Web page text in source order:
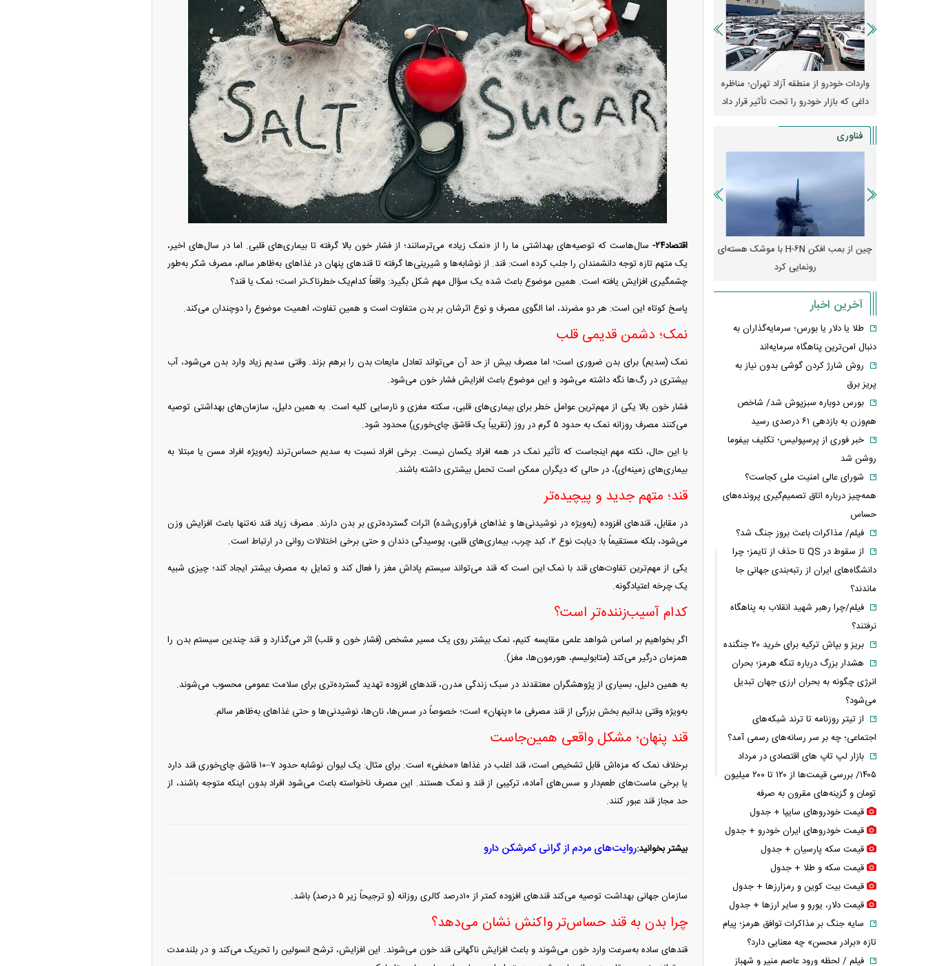
اقتصاد۲۴-
سال‌هاست که توصیه‌های بهداشتی ما را از «نمک زیاد» می‌ترسانند؛ از فشار خون بالا گرفته تا بیماری‌های قلبی. اما در سال‌های اخیر،
یک متهم تازه توجه دانشمندان را جلب کرده است: قند. از نوشابه‌ها و شیرینی‌ها گرفته تا قند‌های پنهان در غذا‌های به‌ظاهر سالم، مصرف شکر به‌طور
چشمگیری افزایش یافته است. همین موضوع باعث شده یک سؤال مهم شکل بگیرد: واقعاً کدام‌یک خطرناک‌تر است؛ نمک یا قند؟
پاسخ کوتاه این است: هر دو مضرند، اما الگوی مصرف و نوع اثرشان بر بدن متفاوت است و همین تفاوت، اهمیت موضوع را دوچندان می‌کند.
نمک؛ دشمن قدیمی قلب
نمک (سدیم) برای بدن ضروری است؛ اما مصرف بیش از حد آن می‌تواند تعادل مایعات بدن را برهم بزند. وقتی سدیم زیاد وارد بدن می‌شود، آب
بیشتری در رگ‌ها نگه داشته می‌شود و این موضوع باعث افزایش فشار خون می‌شود.
فشار خون بالا یکی از مهم‌ترین عوامل خطر برای بیماری‌های قلبی، سکته مغزی و نارسایی کلیه است. به همین دلیل، سازمان‌های بهداشتی توصیه
می‌کنند مصرف روزانه نمک به حدود ۵ گرم در روز (تقریباً یک قاشق چای‌خوری) محدود شود.
با این حال، نکته مهم اینجاست که تأثیر نمک در همه افراد یکسان نیست. برخی افراد نسبت به سدیم حساس‌ترند (به‌ویژه افراد مسن یا مبتلا به
بیماری‌های زمینه‌ای)، در حالی که دیگران ممکن است تحمل بیشتری داشته باشند.
قند؛ متهم جدید و پیچیده‌تر
در مقابل، قند‌های افزوده (به‌ویژه در نوشیدنی‌ها و غذا‌های فرآوری‌شده) اثرات گسترده‌تری بر بدن دارند. مصرف زیاد قند نه‌تنها باعث افزایش وزن
می‌شود، بلکه مستقیماً با: دیابت نوع ۲، کبد چرب، بیماری‌های قلبی، پوسیدگی دندان و حتی برخی اختلالات روانی در ارتباط است.
یکی از مهم‌ترین تفاوت‌های قند با نمک این است که قند می‌تواند سیستم پاداش مغز را فعال کند و تمایل به مصرف بیشتر ایجاد کند؛ چیزی شبیه
یک چرخه اعتیادگونه.
کدام آسیب‌زننده‌تر است؟
اگر بخواهیم بر اساس شواهد علمی مقایسه کنیم، نمک بیشتر روی یک مسیر مشخص (فشار خون و قلب) اثر می‌گذارد و قند چندین سیستم بدن را
همزمان درگیر می‌کند (متابولیسم، هورمون‌ها، مغز).
به همین دلیل، بسیاری از پژوهشگران معتقدند در سبک زندگی مدرن، قند‌های افزوده تهدید گسترده‌تری برای سلامت عمومی محسوب می‌شوند.
به‌ویژه وقتی بدانیم بخش بزرگی از قند مصرفی ما «پنهان» است؛ خصوصاً در سس‌ها، نان‌ها، نوشیدنی‌ها و حتی غذا‌های به‌ظاهر سالم.
قند پنهان؛ مشکل واقعی همین‌جاست
برخلاف نمک که مزه‌اش قابل تشخیص است، قند اغلب در غذا‌ها «مخفی» است. برای مثال: یک لیوان نوشابه حدود ۷–۱۰ قاشق چای‌خوری قند دارد
یا برخی ماست‌های طعم‌دار و سس‌های آماده، ترکیبی از قند و نمک هستند. این مصرف ناخواسته باعث می‌شود افراد بدون اینکه متوجه باشند، از
حد مجاز قند عبور کنند.
بیشتر بخوانید:روایت‌های مردم از گرانی کمرشکن دارو
سازمان جهانی بهداشت توصیه می‌کند قند‌های افزوده کمتر از ۱۰درصد کالری روزانه (و ترجیحاً زیر ۵ درصد) باشد.
چرا بدن به قند حساس‌تر واکنش نشان می‌دهد؟
قند‌های ساده به‌سرعت وارد خون می‌شوند و باعث افزایش ناگهانی قند خون می‌شوند. این افزایش، ترشح انسولین را تحریک می‌کند و در بلندمدت
واردات خودرو از منطقه آزاد تهران؛ مناظره
داغی که بازار خودرو را تحت تأثیر قرار داد
قیمت خودرو وارد فاز جدید شد/ اولین
واکنش بازار به تحولات سیاسی + جدول
هجوم خودروسازان چینی به اروپا؛ آیا
کارخانه‌های بحران‌زده نجات پیدا می‌کنند؟
واردات خودرو از منطقه آزاد تهران؛ مناظره
داغی که بازار خودرو را تحت تأثیر قرار داد
فناوری
چین از بمب افکن H-۶N با موشک هسته‌ای
رونمایی کرد
پهپاد رهگیر یا موشک پدافند؛ قدرت تهدید
کدامیک بیشتر است؟
رونمایی از پوکو M ۸ پاور با باتری ۸۰۰۰
میلی‌آمپرساعتی
چین از بمب افکن H-۶N با موشک هسته‌ای
رونمایی کرد
آخرین اخبار
طلا یا دلار یا بورس؛ سرمایه‌گذاران به
دنبال امن‌ترین پناهگاه سرمایه‌اند
روش شارژ کردن گوشی بدون نیاز به
پریز برق
بورس دوباره سبزپوش شد/ شاخص
هم‌وزن به بازدهی ۶۱ درصدی رسید
خبر فوری از پرسپولیس؛ تکلیف بیفوما
روشن شد
شورای عالی امنیت ملی کجاست؟
همه‌چیز درباره اتاق تصمیم‌گیری پرونده‌های
حساس
فیلم/ مذاکرات باعث بروز جنگ شد؟
از سقوط در QS تا حذف از تایمز؛ چرا
دانشگاه‌های ایران از رتبه‌بندی جهانی جا
ماندند؟
فیلم/چرا رهبر شهید انقلاب به پناهگاه
نرفتند؟
بریز و بپاش ترکیه برای خرید ۲۰ جنگنده
هشدار بزرگ درباره تنگه هرمز؛ بحران
انرژی چگونه به بحران ارزی جهان تبدیل
می‌شود؟
از تیتر روزنامه تا ترند شبکه‌های
اجتماعی؛ چه بر سر رسانه‌های رسمی آمد؟
بازار لپ‌ تاپ‌ های اقتصادی در مرداد
۱۴۰۵/ بررسی قیمت‌ها از ۱۲۰ تا ۲۰۰ میلیون
تومان و گزینه‌های مقرون‌ به‌ صرفه
قیمت خودرو‌های سایپا + جدول
قیمت خودرو‌های ایران خودرو + جدول
قیمت سکه پارسیان + جدول
قیمت سکه و طلا + جدول
قیمت بیت کوین و رمزارز‌ها + جدول
قیمت دلار، یورو و سایر ارز‌ها + جدول
سایه جنگ بر مذاکرات توافق هرمز؛ پیام
تازه «برادر محسن» چه معنایی دارد؟
فیلم / لحظه ورود عاصم منیر و شهباز